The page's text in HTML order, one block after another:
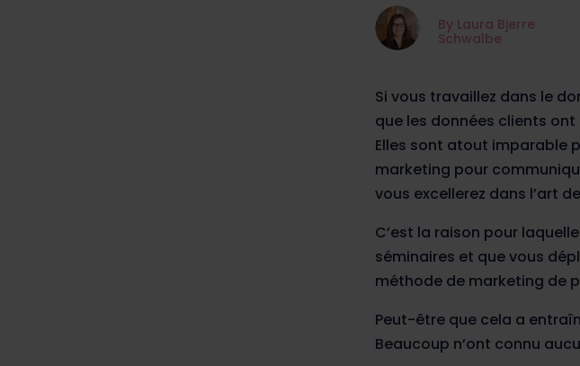
By Laura Bjerre
Schwalbe
Si vous travaillez dans le
que les données clients
Elles sont atout imparable
marketing pour
vous excellerez dans l’art
C’est la raison pour
séminaires et que vous
méthode de marketing de
Peut-être que cela a
Beaucoup n’ont connu